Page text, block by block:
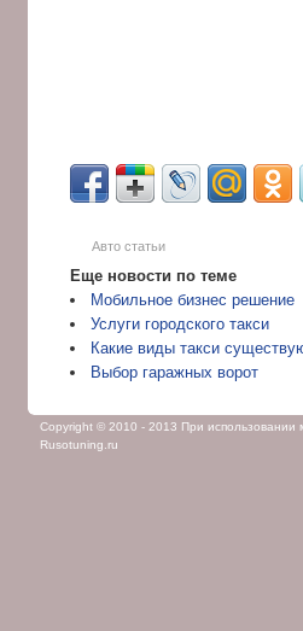
Авто статьи
Еще новости по теме
Мобильное бизнес решение
Услуги городского такси
Какие виды такси
Выбор гаражных ворот
Copyright © 2010 - 2013 При использовании
Rusotuning.ru